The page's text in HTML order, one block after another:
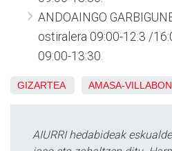
ANDOAINGO
ostiralera 09:00-12:3 /
09:00-13:30.
GIZARTEA AMASA-
AIURRI hedabideak